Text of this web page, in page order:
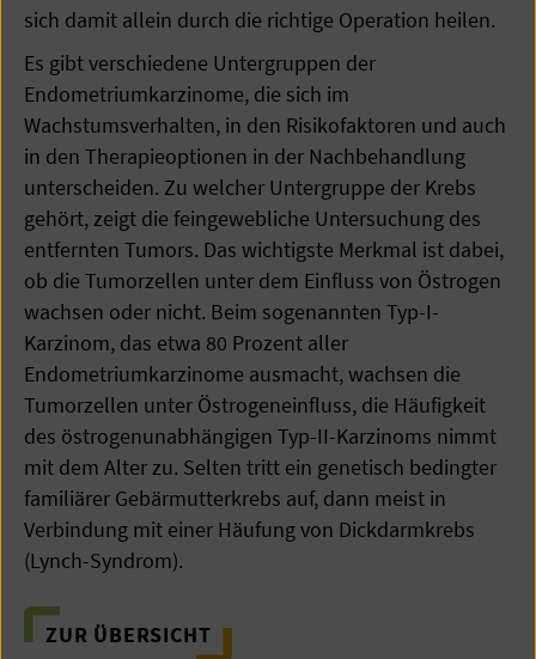
sich damit allein durch die richtige Operation heilen.
Es gibt verschiedene Untergruppen der
Endometriumkarzinome, die sich im
Wachstumsverhalten, in den Risikofaktoren und auch
in den Therapieoptionen in der Nachbehandlung
unterscheiden. Zu welcher Untergruppe der Krebs
gehört, zeigt die feingewebliche Untersuchung des
entfernten Tumors. Das wichtigste Merkmal ist dabei,
ob die Tumorzellen unter dem Einfluss von Östrogen
wachsen oder nicht. Beim sogenannten Typ-I-
Karzinom, das etwa 80 Prozent aller
Endometriumkarzinome ausmacht, wachsen die
Tumorzellen unter Östrogeneinfluss, die Häufigkeit
des östrogenunabhängigen Typ-II-Karzinoms nimmt
mit dem Alter zu. Selten tritt ein genetisch bedingter
familiärer Gebärmutterkrebs auf, dann meist in
Verbindung mit einer Häufung von Dickdarmkrebs
(Lynch-Syndrom).
ZUR ÜBERSICHT